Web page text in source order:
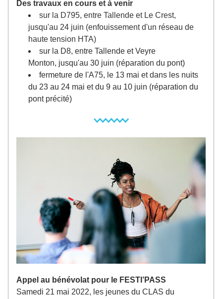
Des travaux en cours et à venir
sur la D795, entre Tallende et Le Crest,
jusqu'au 24 juin (enfouissement d'un réseau de
haute tension HTA)
sur la D8, entre Tallende et Veyre
Monton, jusqu'au 30 juin (réparation du pont)
fermeture de l'A75, le 13 mai et dans les nuits
du 23 au 24 mai et du 9 au 10 juin (réparation du
pont précité)
Appel au bénévolat pour le FESTI’PASS
Samedi 21 mai 2022, les jeunes du CLAS du